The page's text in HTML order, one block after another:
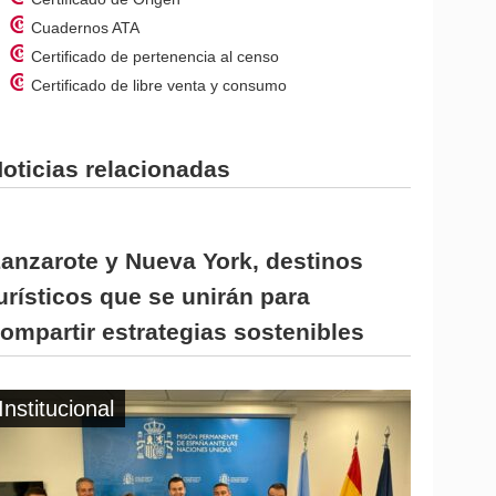
Cuadernos ATA
Certificado de pertenencia al censo
Certificado de libre venta y consumo
relacionadas
y Nueva York, destinos
que se unirán para
estrategias sostenibles
Institucional